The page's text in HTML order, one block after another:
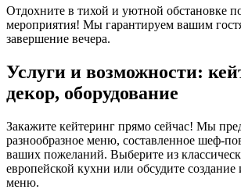
Отдохните в тихой и уютной обстановке
мероприятия! Мы гарантируем вашим
завершение вечера.
Услуги и возможности:
декор, оборудование
Закажите кейтеринг прямо сейчас! Мы
разнообразное меню, составленное шеф-
ваших пожеланий. Выберите из
европейской кухни или обсудите
меню.